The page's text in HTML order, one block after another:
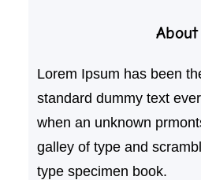
About
Lorem Ipsum has been
standard dummy text
when an unknown
galley of type and
type specimen book.